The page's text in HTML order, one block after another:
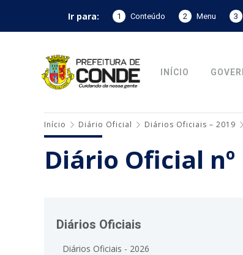
Ir para: 1 Conteúdo 2 Menu 3
INÍCIO
Início Diário Oficial Diários Oficiais – 2019
Diário Oficial nº
Diários Oficiais
Diários Oficiais - 2026